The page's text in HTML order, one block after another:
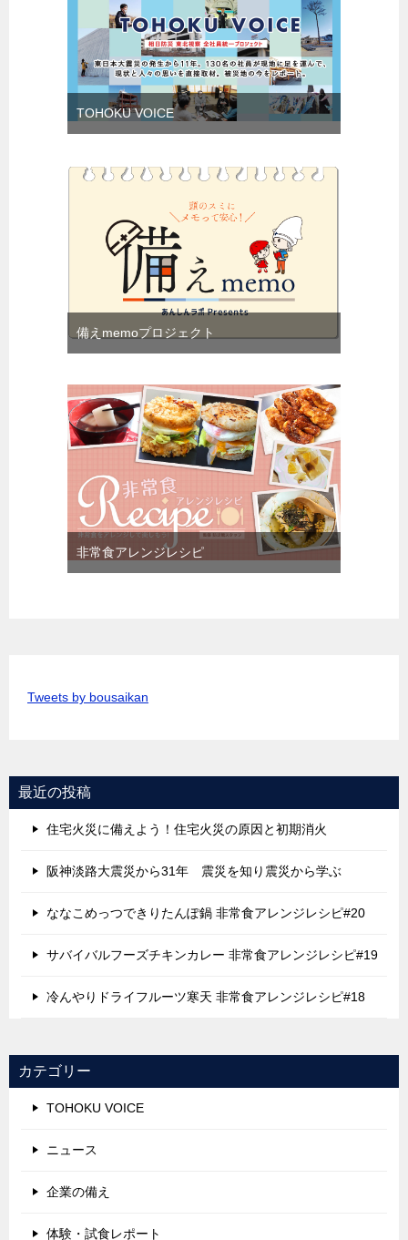
TOHOKU VOICE
備えmemoプロジェクト
非常食アレンジレシピ
Tweets by bousaikan
最近の投稿
住宅火災に備えよう！住宅火災の原因と初期消火
阪神淡路大震災から31年 震災を知り震災から学ぶ
ななこめっつできりたんぽ鍋 非常食アレンジレシピ#20
サバイバルフーズチキンカレー 非常食アレンジレシピ#19
冷んやりドライフルーツ寒天 非常食アレンジレシピ#18
カテゴリー
TOHOKU VOICE
ニュース
企業の備え
体験・試食レポート